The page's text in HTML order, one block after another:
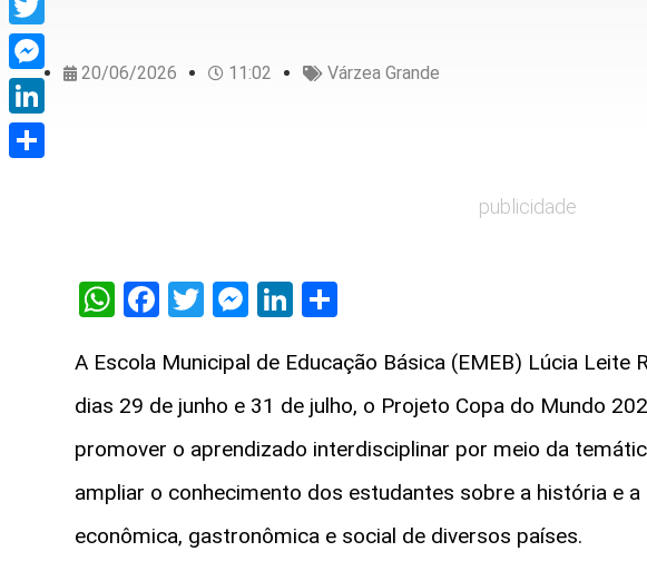
20/06/2026 11:02 Várzea Grande
publicidade
WhatsApp
Facebook
TwitterMessenger
LinkedIn
A Escola Municipal de Educação Básica (EMEB) Lúcia Leite
dias 29 de junho e 31 de julho, o Projeto Copa do Mundo
promover o aprendizado interdisciplinar por meio da
ampliar o conhecimento dos estudantes sobre a história e
econômica, gastronômica e social de diversos países.
Twitter
Messenger
LinkedIn